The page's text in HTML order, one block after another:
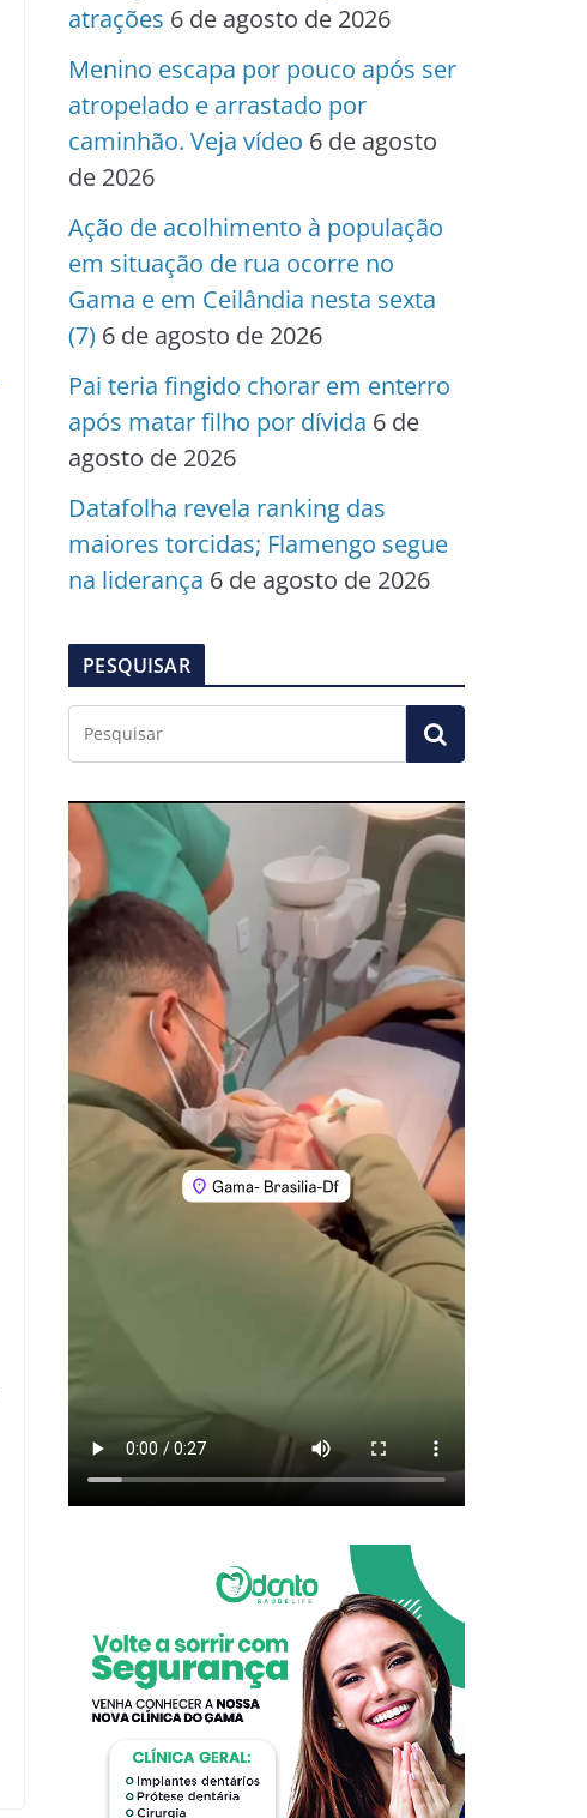
atrações 6 de agosto de 2026
Menino escapa por pouco após ser
atropelado e arrastado por
caminhão. Veja vídeo 6 de agosto
de 2026
Ação de acolhimento à população
em situação de rua ocorre no
Gama e em Ceilândia nesta sexta
(7) 6 de agosto de 2026
Pai teria fingido chorar em enterro
após matar filho por dívida 6 de
agosto de 2026
Datafolha revela ranking das
maiores torcidas; Flamengo segue
na liderança 6 de agosto de 2026
PESQUISAR